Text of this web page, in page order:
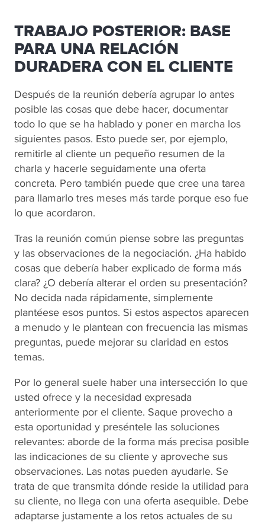
TRABAJO POSTERIOR: BASE
PARA UNA RELACIÓN
DURADERA CON EL CLIENTE
Después de la reunión debería agrupar lo antes
posible las cosas que debe hacer, documentar
todo lo que se ha hablado y poner en marcha los
siguientes pasos. Esto puede ser, por ejemplo,
remitirle al cliente un pequeño resumen de la
charla y hacerle seguidamente una oferta
concreta. Pero también puede que cree una tarea
para llamarlo tres meses más tarde porque eso fue
lo que acordaron.
Tras la reunión común piense sobre las preguntas
y las observaciones de la negociación. ¿Ha habido
cosas que debería haber explicado de forma más
clara? ¿O debería alterar el orden su presentación?
No decida nada rápidamente, simplemente
plantéese esos puntos. Si estos aspectos aparecen
a menudo y le plantean con frecuencia las mismas
preguntas, puede mejorar su claridad en estos
temas.
Por lo general suele haber una intersección lo que
usted ofrece y la necesidad expresada
anteriormente por el cliente. Saque provecho a
esta oportunidad y preséntele las soluciones
relevantes: aborde de la forma más precisa posible
las indicaciones de su cliente y aproveche sus
observaciones. Las notas pueden ayudarle. Se
trata de que transmita dónde reside la utilidad para
su cliente, no llega con una oferta asequible. Debe
adaptarse justamente a los retos actuales de su